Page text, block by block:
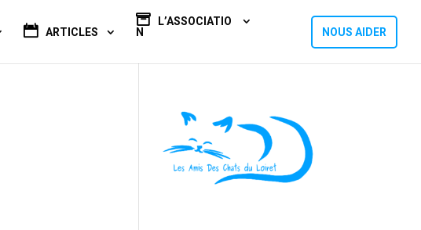
ARTICLES
L’ASSOCIATIO
N
NOUS AIDER